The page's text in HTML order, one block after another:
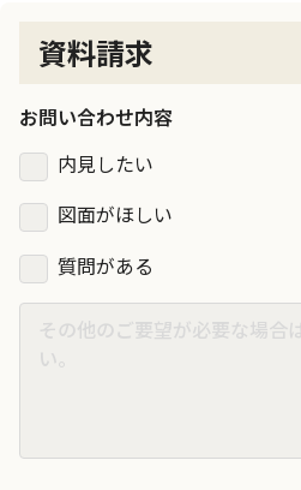
資料請求
お問い合わせ内容
内見したい
図面がほしい
質問がある